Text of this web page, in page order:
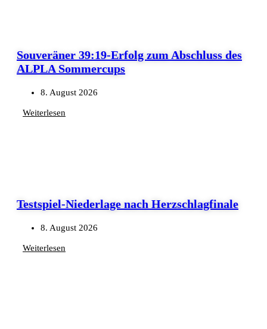
Souveräner 39:19-Erfolg zum Abschluss des
ALPLA Sommercups
8. August 2026
Weiterlesen
Testspiel-Niederlage nach Herzschlagfinale
8. August 2026
Weiterlesen